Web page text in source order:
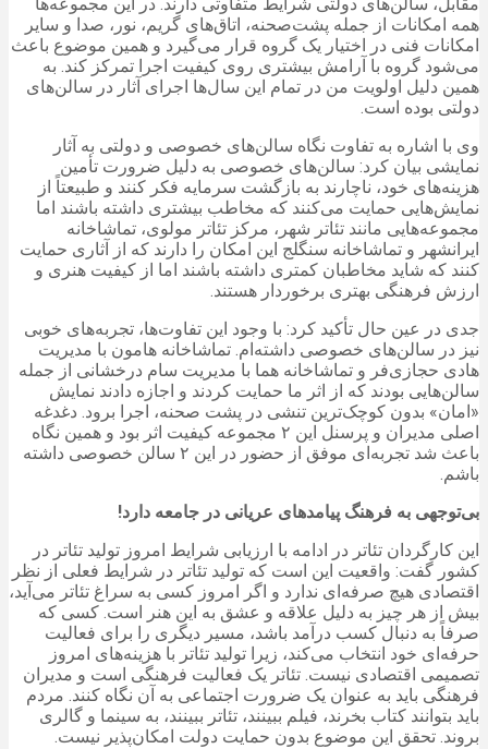
مقابل، سالن‌های دولتی شرایط متفاوتی دارند. در این مجموعه‌ها
همه امکانات از جمله پشت‌صحنه، اتاق‌های گریم، نور، صدا و سایر
امکانات فنی در اختیار یک گروه قرار می‌گیرد و همین موضوع باعث
می‌شود گروه با آرامش بیشتری روی کیفیت اجرا تمرکز کند. به
همین دلیل اولویت من در تمام این سال‌ها اجرای آثار در سالن‌های
دولتی بوده است.
وی با اشاره به تفاوت نگاه سالن‌های خصوصی و دولتی به آثار
نمایشی بیان کرد: سالن‌های خصوصی به دلیل ضرورت تأمین
هزینه‌های خود، ناچارند به بازگشت سرمایه فکر کنند و طبیعتاً از
نمایش‌هایی حمایت می‌کنند که مخاطب بیشتری داشته باشند اما
مجموعه‌هایی مانند تئاتر شهر، مرکز تئاتر مولوی، تماشاخانه
ایرانشهر و تماشاخانه سنگلج این امکان را دارند که از آثاری حمایت
کنند که شاید مخاطبان کمتری داشته باشند اما از کیفیت هنری و
ارزش فرهنگی بهتری برخوردار هستند.
جدی در عین حال تأکید کرد: با وجود این تفاوت‌ها، تجربه‌های خوبی
نیز در سالن‌های خصوصی داشته‌ام. تماشاخانه هامون با مدیریت
هادی حجازی‌فر و تماشاخانه هما با مدیریت سام درخشانی از جمله
سالن‌هایی بودند که از اثر ما حمایت کردند و اجازه دادند نمایش
«امان» بدون کوچک‌ترین تنشی در پشت صحنه، اجرا برود. دغدغه
اصلی مدیران و پرسنل این ۲ مجموعه کیفیت اثر بود و همین نگاه
باعث شد تجربه‌ای موفق از حضور در این ۲ سالن خصوصی داشته
باشم.
بی‌توجهی به فرهنگ پیامدهای عریانی در جامعه دارد!
این کارگردان تئاتر در ادامه با ارزیابی شرایط امروز تولید تئاتر در
کشور گفت: واقعیت این است که تولید تئاتر در شرایط فعلی از نظر
اقتصادی هیچ صرفه‌ای ندارد و اگر امروز کسی به سراغ تئاتر می‌آید،
بیش از هر چیز به دلیل علاقه و عشق به این هنر است. کسی که
صرفاً به دنبال کسب درآمد باشد، مسیر دیگری را برای فعالیت
حرفه‌ای خود انتخاب می‌کند، زیرا تولید تئاتر با هزینه‌های امروز
تصمیمی اقتصادی نیست. تئاتر یک فعالیت فرهنگی است و مدیران
فرهنگی باید به عنوان یک ضرورت اجتماعی به آن نگاه کنند. مردم
باید بتوانند کتاب بخرند، فیلم ببینند، تئاتر ببینند، به سینما و گالری
بروند. تحقق این موضوع بدون حمایت دولت امکان‌پذیر نیست.